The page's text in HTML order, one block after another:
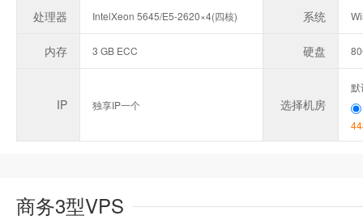
处理器 IntelXeon 5645/E5-2620×4(四核) 系统
内存 3 GB ECC 硬盘
IP 独享IP一个 选择机房
默
商务3型VPS